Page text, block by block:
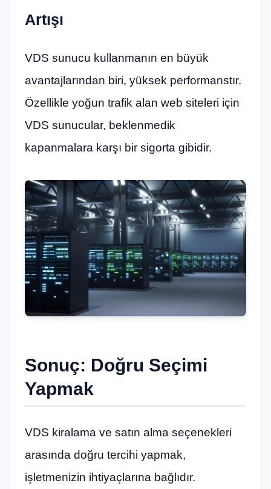
Artışı
VDS sunucu kullanmanın en büyük
avantajlarından biri, yüksek performanstır.
Özellikle yoğun trafik alan web siteleri için
VDS sunucular, beklenmedik
kapanmalara karşı bir sigorta gibidir.
Sonuç: Doğru Seçimi
Yapmak
VDS kiralama ve satın alma seçenekleri
arasında doğru tercihi yapmak,
işletmenizin ihtiyaçlarına bağlıdır.